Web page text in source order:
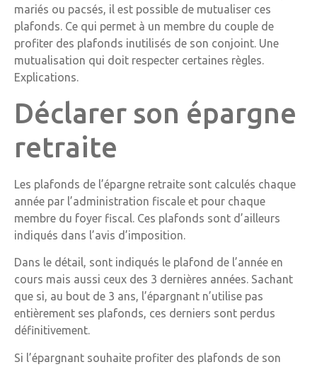
mariés ou pacsés, il est possible de mutualiser ces
plafonds. Ce qui permet à un membre du couple de
profiter des plafonds inutilisés de son conjoint. Une
mutualisation qui doit respecter certaines règles.
Explications.
Déclarer son épargne
retraite
Les plafonds de l’épargne retraite sont calculés chaque
année par l’administration fiscale et pour chaque
membre du foyer fiscal. Ces plafonds sont d’ailleurs
indiqués dans l’avis d’imposition.
Dans le détail, sont indiqués le plafond de l’année en
cours mais aussi ceux des 3 dernières années. Sachant
que si, au bout de 3 ans, l’épargnant n’utilise pas
entièrement ses plafonds, ces derniers sont perdus
définitivement.
Si l’épargnant souhaite profiter des plafonds de son